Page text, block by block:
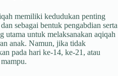
memiliki kedudukan penting
sebagai bentuk pengabdian serta
untuk melaksanakan aqiqah
anak. Namun, jika tidak
pada hari ke-14, ke-21, atau